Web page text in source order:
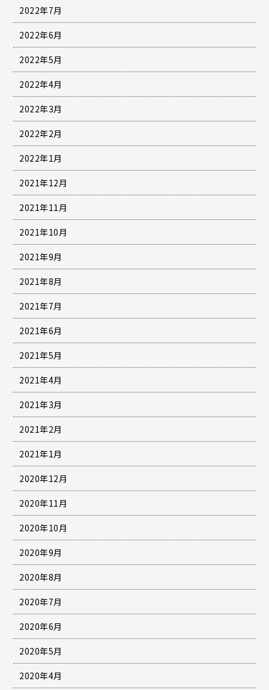
2022年7月
2022年6月
2022年5月
2022年4月
2022年3月
2022年2月
2022年1月
2021年12月
2021年11月
2021年10月
2021年9月
2021年8月
2021年7月
2021年6月
2021年5月
2021年4月
2021年3月
2021年2月
2021年1月
2020年12月
2020年11月
2020年10月
2020年9月
2020年8月
2020年7月
2020年6月
2020年5月
2020年4月